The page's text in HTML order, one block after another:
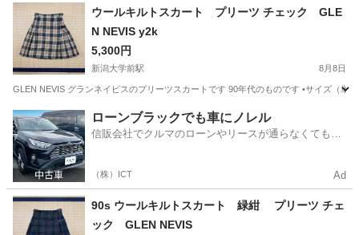
新潟 上越市 アクセサリー レイバン
ウールキルトスカート プリーツ チェック GLE
N NEVIS y2k
5,300円
新潟大学前駅 8月8日
GLEN NEVIS グランネイビスのプリーツスカートです 90年代のものです •サイズ
新潟 新潟市 新潟大学前駅 スカート チェック柄
ローンブラックでも車にノレル
信販会社でクルマのローンやリースが通らなくてもク
（株）ICT Ad
90s ウールキルトスカート 緑紺 プリーツ チェ
ック GLEN NEVIS